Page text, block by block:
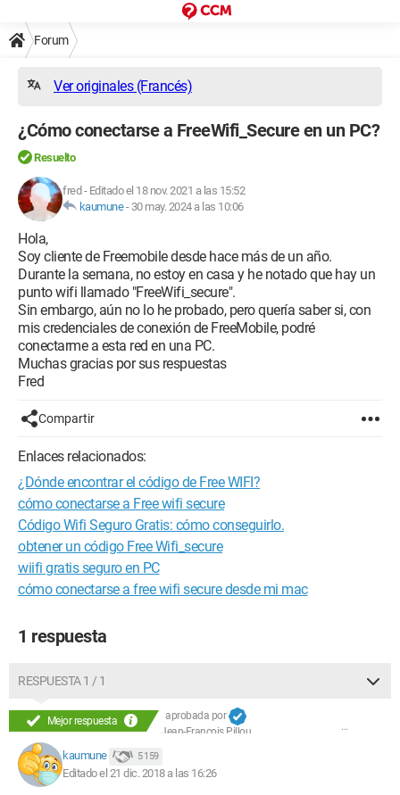
Forum
Ver originales (Francés)
¿Cómo conectarse a FreeWifi_Secure en un PC?
Resuelto
fred - Editado el 18 nov. 2021 a las 15:52
kaumune- 30 may. 2024 a las 10:06
Hola,
Soy cliente de Freemobile desde hace más de un año.
Durante la semana, no estoy en casa y he notado que hay un
punto wifi llamado "FreeWifi_secure".
Sin embargo, aún no lo he probado, pero quería saber si, con
mis credenciales de conexión de FreeMobile, podré
conectarme a esta red en una PC.
Muchas gracias por sus respuestas
Fred
Compartir
Enlaces relacionados:
¿Dónde encontrar el código de Free WIFI?
cómo conectarse a Free wifi secure
Código Wifi Seguro Gratis: cómo conseguirlo.
obtener un código Free Wifi_secure
wiifi gratis seguro en PC
cómo conectarse a free wifi secure desde mi mac
1 respuesta
RESPUESTA 1 / 1
Mejor respuesta
aprobada por
Jean-François Pillou
kaumune 5 159
Editado el 21 dic. 2018 a las 16:26